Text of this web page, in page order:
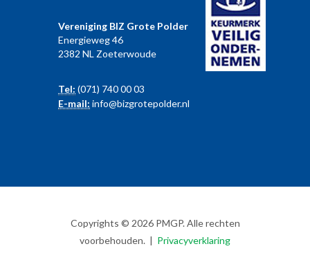
Vereniging BIZ Grote Polder
Energieweg 46
2382 NL Zoeterwoude
Tel: (071) 740 00 03
E-mail: info@bizgrotepolder.nl
Copyrights © 2026 PMGP. Alle rechten
voorbehouden. | Privacyverklaring